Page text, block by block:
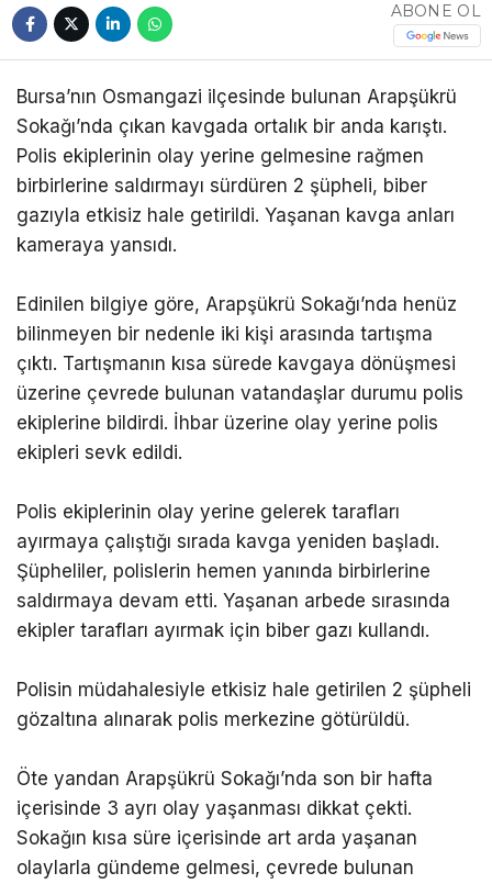
ABONE OL
Bursa’nın Osmangazi ilçesinde bulunan Arapşükrü
Sokağı’nda çıkan kavgada ortalık bir anda karıştı.
Polis ekiplerinin olay yerine gelmesine rağmen
birbirlerine saldırmayı sürdüren 2 şüpheli, biber
gazıyla etkisiz hale getirildi. Yaşanan kavga anları
kameraya yansıdı.
Edinilen bilgiye göre, Arapşükrü Sokağı’nda henüz
bilinmeyen bir nedenle iki kişi arasında tartışma
çıktı. Tartışmanın kısa sürede kavgaya dönüşmesi
üzerine çevrede bulunan vatandaşlar durumu polis
ekiplerine bildirdi. İhbar üzerine olay yerine polis
ekipleri sevk edildi.
Polis ekiplerinin olay yerine gelerek tarafları
ayırmaya çalıştığı sırada kavga yeniden başladı.
Şüpheliler, polislerin hemen yanında birbirlerine
saldırmaya devam etti. Yaşanan arbede sırasında
ekipler tarafları ayırmak için biber gazı kullandı.
Polisin müdahalesiyle etkisiz hale getirilen 2 şüpheli
gözaltına alınarak polis merkezine götürüldü.
Öte yandan Arapşükrü Sokağı’nda son bir hafta
içerisinde 3 ayrı olay yaşanması dikkat çekti.
Sokağın kısa süre içerisinde art arda yaşanan
olaylarla gündeme gelmesi, çevrede bulunan